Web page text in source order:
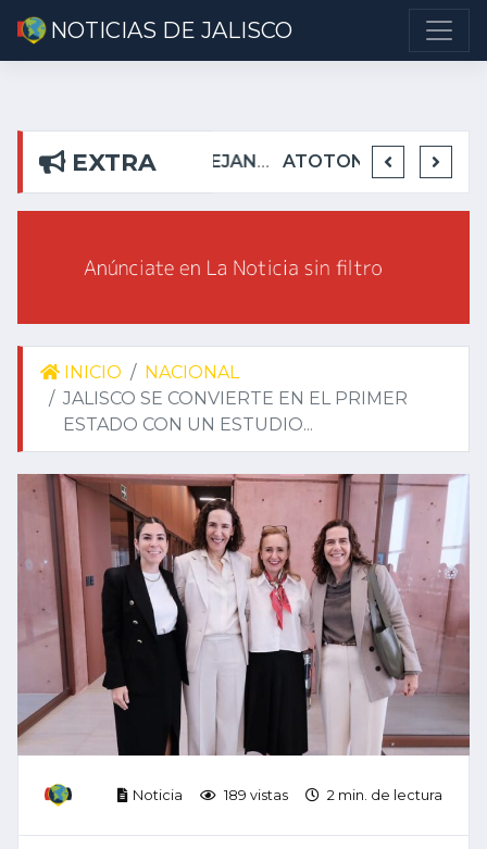
NOTICIAS DE JALISCO
EXTRA
DETIENEN EN TEUCHITLÁN A PRESUNTOS INTEGRANTES DE GRUPO DELICTIVO ATOTONILQUILLO INSEGURO Y AL VIRREY NO LE IMPORTA
INICIO
NACIONAL
JALISCO SE CONVIERTE EN EL PRIMER
ESTADO CON UN ESTUDIO...
Noticia 189 vistas 2 min. de lectura